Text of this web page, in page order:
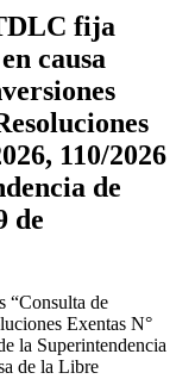
fija
causa
110/2026
de
de
“Consulta de
Exentas N°
la Superintendencia
de la Libre